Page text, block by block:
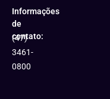
Informações
de
contato:
(47)
3461-
0800